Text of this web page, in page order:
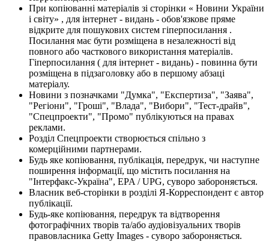
При копіюванні матеріалів зі сторінки « Новини України
і світу» , для інтернет - видань - обов'язкове пряме
відкрите для пошукових систем гіперпосилання .
Посилання має бути розміщена в незалежності від
повного або часткового використання матеріалів.
Гіперпосилання ( для інтернет - видань) - повинна бути
розміщена в підзаголовку або в першому абзаці
матеріалу.
Новини з позначками "Думка", "Експертиза", "Заява",
"Регіони", "Гроші", "Влада", "Вибори", "Тест-драйв",
"Спецпроекти", "Промо" публікуються на правах
реклами.
Розділ Спецпроекти створюється спільно з
комерційними партнерами.
Будь яке копіювання, публікація, передрук, чи наступне
поширення інформації, що містить посилання на
"Інтерфакс-Україна", EPA / UPG, суворо забороняється.
Власник веб-сторінки в розділі Я-Корреспондент є автор
публікації.
Будь-яке копіювання, передрук та відтворення
фотографічних творів та/або аудіовізуальних творів
правовласника Getty Images - суворо забороняється.